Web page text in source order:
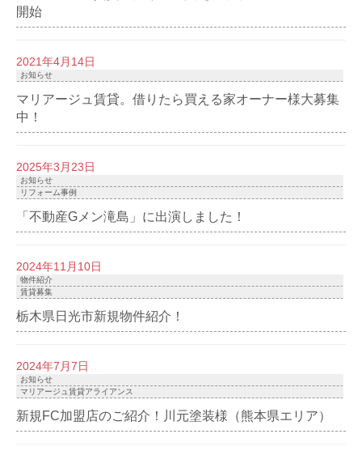
開始
2021年4月14日
お知らせ
マリアージュ賃貸。借りたら買える家オーナー様大募集
中！
2025年3月23日
お知らせ
リフォーム事例
「不動産Gメン滝島」に出演しました！
2024年11月10日
物件紹介
賃貸募集
栃木県日光市新規物件紹介！
2024年7月7日
お知らせ
マリアージュ賃貸アライアンス
新規FC加盟店のご紹介！川元塗装様（熊本県エリア）